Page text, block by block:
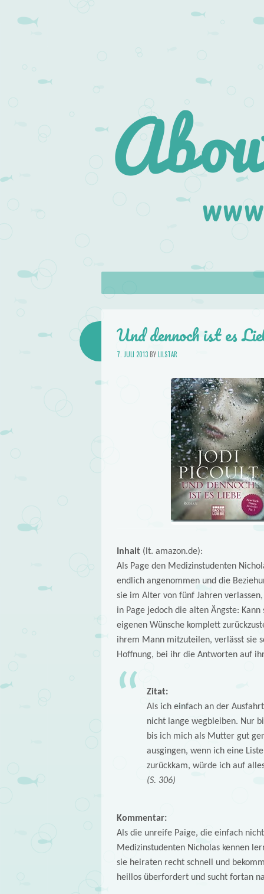
About
Books
Menu
Und dennoch ist es
7. JULI 2013BYLILSTAR
Inhalt (lt. amazon.de):
Als Page den Medizinstudenten
endlich angenommen und die
sie im Alter von fünf Jahren
in Page jedoch die alten Ängste:
eigenen Wünsche komplett
ihrem Mann mitzuteilen, verlässt sie
Hoffnung, bei ihr die Antworten auf
Zitat:
Als ich einfach an der
nicht lange wegbleiben. Nur
bis ich mich als Mutter gut
ausgingen, wenn ich eine
zurückkam, würde ich auf
(S. 306)
Kommentar:
Als die unreife Paige, die einfach
Medizinstudenten Nicholas kennen
sie heiraten recht schnell und
heillos überfordert und sucht fortan